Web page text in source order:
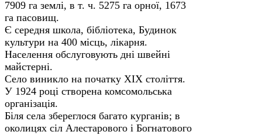
7909 га землі, в т. ч. 5275 га орної, 1673
га пасовищ.
Є середня школа, бібліотека, Будинок
культури на 400 місць, лікарня.
Населення обслуговують дні швейні
майстерні.
Село виникло на початку XIX століття.
У 1924 році створена комсомольська
організація.
Біля села збереглося багато курганів; в
околицях сіл Алестарового і Богнатового